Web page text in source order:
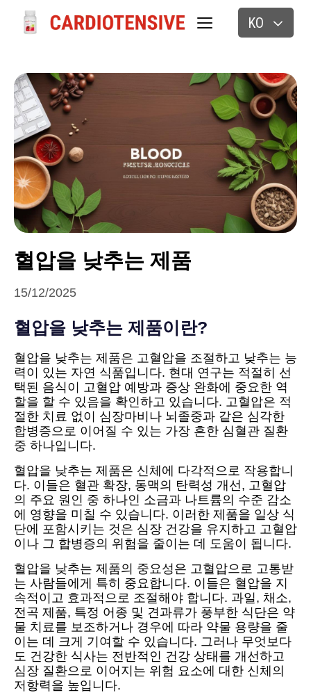
KO
혈압을 낮추는 제품
15/12/2025
혈압을 낮추는 제품이란?
혈압을 낮추는 제품은 고혈압을 조절하고 낮추는 능
력이 있는 자연 식품입니다. 현대 연구는 적절히 선
택된 음식이 고혈압 예방과 증상 완화에 중요한 역
할을 할 수 있음을 확인하고 있습니다. 고혈압은 적
절한 치료 없이 심장마비나 뇌졸중과 같은 심각한
합병증으로 이어질 수 있는 가장 흔한 심혈관 질환
중 하나입니다.
혈압을 낮추는 제품은 신체에 다각적으로 작용합니
다. 이들은 혈관 확장, 동맥의 탄력성 개선, 고혈압
의 주요 원인 중 하나인 소금과 나트륨의 수준 감소
에 영향을 미칠 수 있습니다. 이러한 제품을 일상 식
단에 포함시키는 것은 심장 건강을 유지하고 고혈압
이나 그 합병증의 위험을 줄이는 데 도움이 됩니다.
혈압을 낮추는 제품의 중요성은 고혈압으로 고통받
는 사람들에게 특히 중요합니다. 이들은 혈압을 지
속적이고 효과적으로 조절해야 합니다. 과일, 채소,
전곡 제품, 특정 어종 및 견과류가 풍부한 식단은 약
물 치료를 보조하거나 경우에 따라 약물 용량을 줄
이는 데 크게 기여할 수 있습니다. 그러나 무엇보다
도 건강한 식사는 전반적인 건강 상태를 개선하고
심장 질환으로 이어지는 위험 요소에 대한 신체의
저항력을 높입니다.